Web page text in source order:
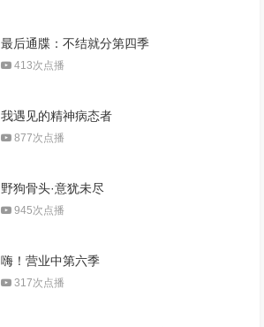
最后通牒：不结就分第四季
413次点播
我遇见的精神病态者
877次点播
野狗骨头·意犹未尽
945次点播
嗨！营业中第六季
317次点播